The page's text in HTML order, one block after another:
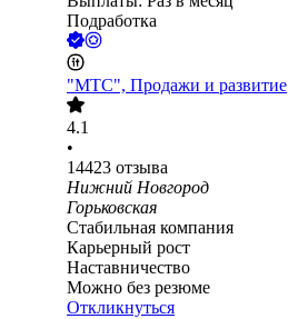
Подработка
"МТС", Продажи и развитие
4.1
•
14423 отзыва
Нижний Новгород
Горьковская
Стабильная компания
Карьерный рост
Наставничество
Можно без резюме
Откликнуться